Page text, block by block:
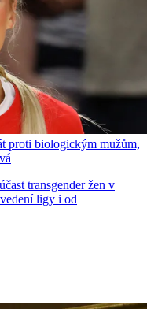
proti biologickým mužům,
transgender žen v
ligy i od